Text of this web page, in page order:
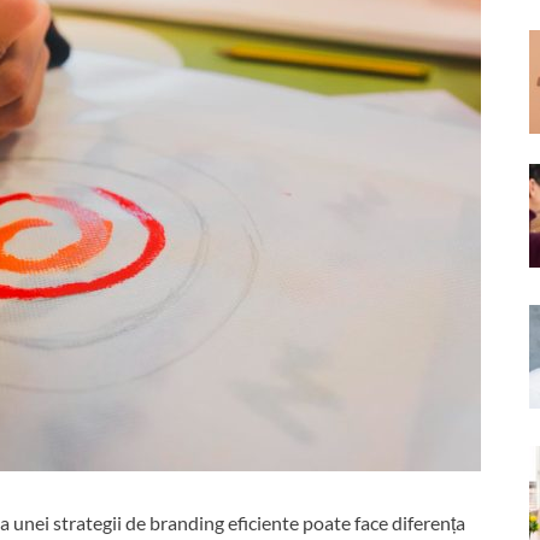
unei strategii de branding eficiente poate face diferența